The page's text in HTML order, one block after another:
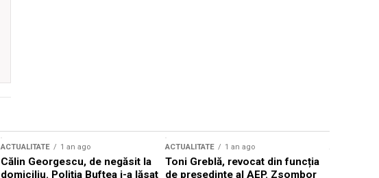
ACTUALITATE 1 an ago
Călin Georgescu, de negăsit la
domiciliu. Poliția Buftea i-a lăsat
ACTUALITATE 1 an ago
Toni Greblă, revocat din funcția
de președinte al AEP. Zsombor